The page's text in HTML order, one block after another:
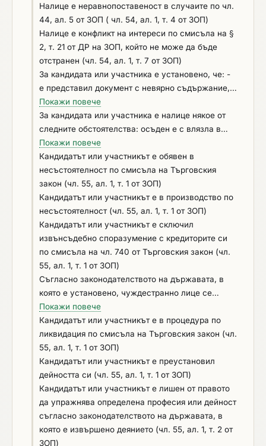
наказателно постановление или съдебно
решение, или аналогични нарушения,
установени с акт на компетентен орган,
съгласно законодателството на държавата, в
която кандидатът или участникът е установен
(чл. 54, ал. 1, т. 6 от ЗОП)
Налице e неравнопоставеност в случаите по чл.
44, ал. 5 от ЗОП ( чл. 54, ал. 1, т. 4 от ЗОП)
Налице е конфликт на интереси по смисъла на §
2, т. 21 от ДР на ЗОП, който не може да бъде
отстранен (чл. 54, ал. 1, т. 7 от ЗОП)
За кандидата или участника е установено, че: -
е представил документ с невярно съдържание, с
който се доказва декларираната липса на
основания за отстраняване или декларираното
изпълнение на критериите за подбор (чл. 54, ал.
1, т. 5 от ЗОП); - не е предоставил изискваща се
информация, свързана с удостоверяване
липсата на основания за отстраняване или
изпълнението на критериите за подбор (чл. 54,
ал. 1, т. 5 от ЗОП) Ако прилагате незадължително
основание по чл. 55, ал. 1, т. 5 от ЗОП, моля
добавете съответно описание.
Покажи повече
За кандидата или участника е налице някое от
следните обстоятелства: осъден е с влязла в
сила присъда за престъпления по чл. 194 – 208,
чл. 213а – 217, чл. 219 – 252 и чл. 254а – 255а и
чл. 256 - 260 НК (чл. 54, ал. 1, т. 1 от ЗОП);
извършил е нарушения по чл.61, ал.1, чл.62, ал.1
или 3, чл.63, ал.1 или 2, чл.228, ал.3 от Кодекса
на труда и по чл.13, ал.1 от Закона за трудовата
миграция и трудовата мобилност, установени с
влязло в сила наказателно постановление или
съдебно решение (чл.54, ал.1, т.6 от ЗОП);
обстоятелство по чл. 3, т. 8 от Закона за
икономическите и финансовите отношения с
дружествата, регистрирани в юрисдикции с
преференциален данъчен режим,
контролираните от тях лица и техните
действителни собственици; обстоятелства по чл.
113 от Закона за Сметната палата; с наложена
санкция по чл. 83а, ал. 5, т. 1 от ЗАНН – временна
забрана за участие в процедури за възлагане на
обществени поръчки
Покажи повече
Кандидатът или участникът е обявен в
несъстоятелност по смисъла на Търговския
закон (чл. 55, ал. 1, т. 1 от ЗОП)
Кандидатът или участникът е в производство по
несъстоятелност (чл. 55, ал. 1, т. 1 от ЗОП)
Кандидатът или участникът е сключил
извънсъдебно споразумение с кредиторите си
по смисъла на чл. 740 от Търговския закон (чл.
55, ал. 1, т. 1 от ЗОП)
Съгласно законодателството на държавата, в
която е установено, чуждестранно лице се
намира в положение, подобно на: обявен в
несъстоятелност; в производство по
несъстоятелност; в процедура по ликвидация;
сключено извънсъдебно споразумение с
кредиторите; преустановена дейност (чл. 55, ал.
1, т. 1 от ЗОП)
Покажи повече
Кандидатът или участникът е в процедура по
ликвидация по смисъла на Търговския закон (чл.
55, ал. 1, т. 1 от ЗОП)
Кандидатът или участникът е преустановил
дейността си (чл. 55, ал. 1, т. 1 от ЗОП)
Кандидатът или участникът е лишен от правото
да упражнява определена професия или дейност
съгласно законодателството на държавата, в
която е извършено деянието (чл. 55, ал. 1, т. 2 от
ЗОП)